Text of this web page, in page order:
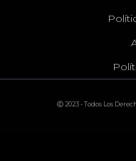
Ⓒ 2023 - Todos Los